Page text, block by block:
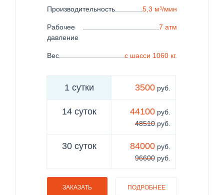
Производительность 5,3 м³/мин
Рабочее
давление
7 атм
Вес с шасси 1060 кг.
1 сутки 3500 руб.
14 суток 44100 руб.
48510 руб.
30 суток 84000 руб.
96600 руб.
ЗАКАЗАТЬ ПОДРОБНЕЕ